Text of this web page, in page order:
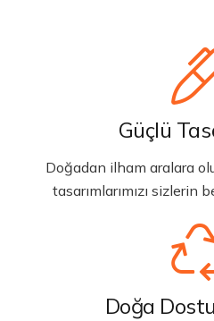
Güçlü
Doğadan ilham aralara
tasarımlarımızı sizlerin
Doğa